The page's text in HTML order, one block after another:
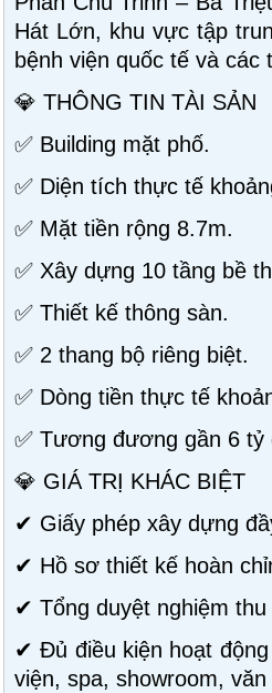
Hát Lớn, khu vực tập
bệnh viện quốc tế và
💎 THÔNG TIN TÀI SẢN
✅ Building mặt phố.
✅ Diện tích thực tế
✅ Mặt tiền rộng 8.7m.
✅ Xây dựng 10 tầng bề
✅ Thiết kế thông sàn.
✅ 2 thang bộ riêng biệt.
✅ Dòng tiền thực tế
✅ Tương đương gần 6 tỷ
💎 GIÁ TRỊ KHÁC BIỆT
✔ Giấy phép xây dựng
✔ Hồ sơ thiết kế hoàn
✔ Tổng duyệt nghiệm thu
✔ Đủ điều kiện hoạt
viện, spa, showroom,